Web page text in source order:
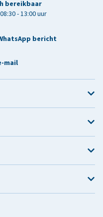
bereikbaar
- 13:00 uur
bericht
mail